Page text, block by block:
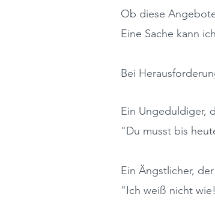
Ob diese
Eine Sache kann
Bei H
Ein Ungeduldiger,
"Du musst bis
Ein Ängstlicher,
"Ich weiß nicht